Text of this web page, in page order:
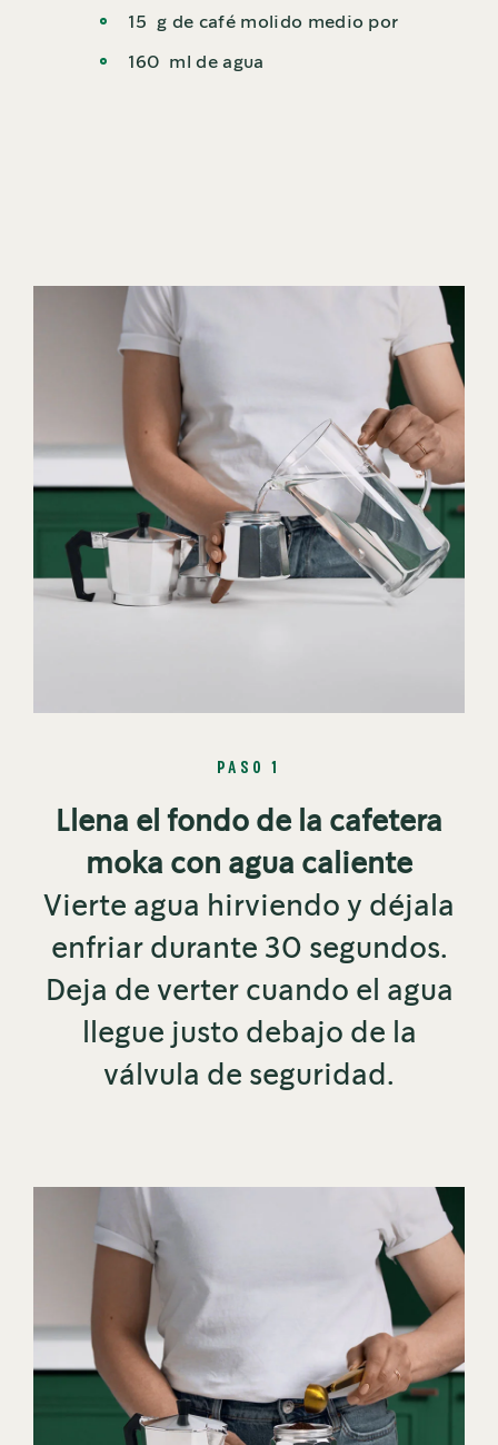
15 g de café molido medio por
160 ml de agua
PASO 1
Llena el fondo de la cafetera
moka con agua caliente
Vierte agua hirviendo y déjala
enfriar durante 30 segundos.
Deja de verter cuando el agua
llegue justo debajo de la
válvula de seguridad.